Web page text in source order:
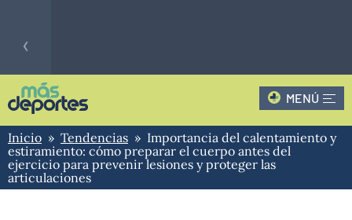
Fútbol
Hoy
PROFESIONAL
ARGENTINA
CLAUSURA - 2
TIG 0
BEL 0
‹
›
MENÚ
Inicio » Tendencias » Importancia del calentamiento y
estiramiento: cómo preparar el cuerpo antes del
ejercicio para prevenir lesiones y proteger las
articulaciones